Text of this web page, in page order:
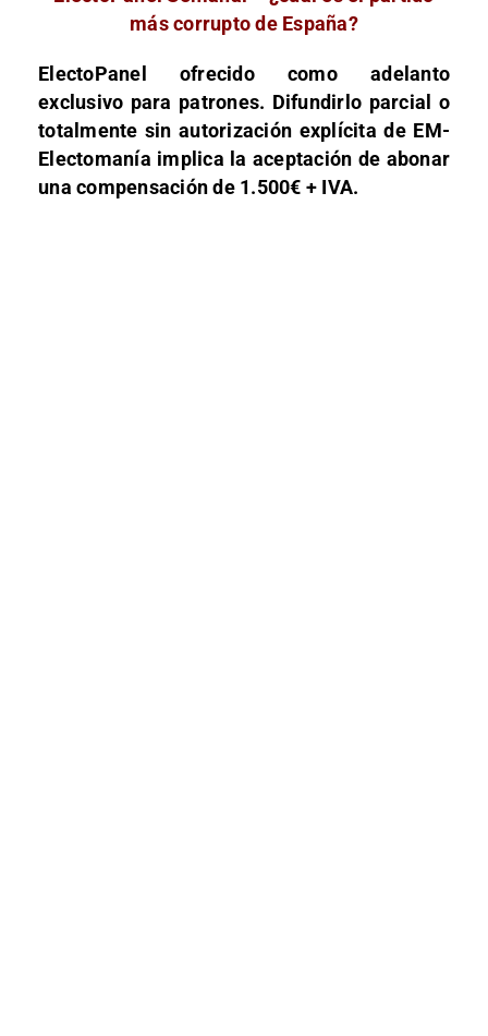
más corrupto de España?
ElectoPanel ofrecido como adelanto
exclusivo para patrones. Difundirlo parcial o
totalmente sin autorización explícita de EM-
Electomanía implica la aceptación de abonar
una compensación de 1.500€ + IVA.